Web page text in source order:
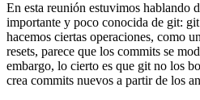
En esta reunión estuvimos hablando
importante y poco conocida de git:
hacemos ciertas operaciones, como
resets, parece que los commits se
embargo, lo cierto es que git no los
crea commits nuevos a partir de los